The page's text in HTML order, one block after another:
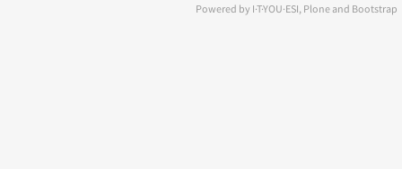
Powered by I·T·YOU·ESI, Plone and Bootstrap